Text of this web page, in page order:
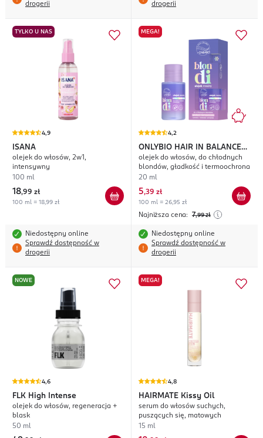
drogerii
drogerii
TYLKO U NAS
4,9
ISANA
olejek do włosów, 2w1,
intensywny
100 ml
18,99 zł
100 ml = 18,99 zł
Niedostępny online
Sprawdź dostępność w
drogerii
MEGA!
4,2
ONLYBIO HAIR IN BALANCE
Blondi
olejek do włosów, do chłodnych
blondów, gładkość i termoochrona
20 ml
5,39 zł
100 ml = 26,95 zł
Najniższa cena: 7,99 zł
Niedostępny online
Sprawdź dostępność w
drogerii
NOWE
4,6
FLK High Intense
olejek do włosów, regeneracja +
blask
50 ml
MEGA!
4,8
HAIRMATE Kissy Oil
serum do włosów suchych,
puszących się, matowych
15 ml